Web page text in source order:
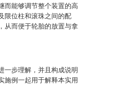
而能够调节整个装置的高
限位柱和滚珠之间的配
从而便于轮胎的放置与拿
一步理解，并且构成说明
施例一起用于解释本实用